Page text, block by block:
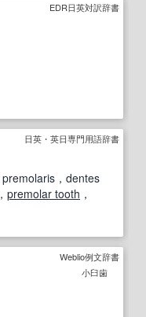
EDR日英対訳辞書
日英・英日専門用語辞書
premolaris，dentes
， premolar tooth ，
Weblio例文辞書
小臼歯